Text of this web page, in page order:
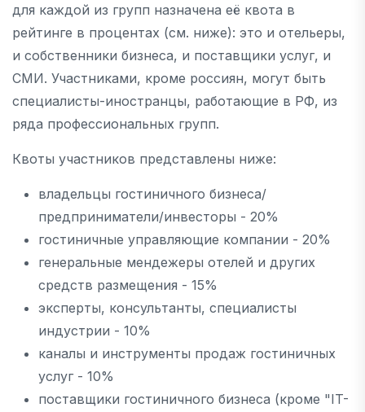
для каждой из групп назначена её квота в
рейтинге в процентах (см. ниже): это и отельеры,
и собственники бизнеса, и поставщики услуг, и
СМИ. Участниками, кроме россиян, могут быть
специалисты-иностранцы, работающие в РФ, из
ряда профессиональных групп.
Квоты участников представлены ниже:
владельцы гостиничного бизнеса/
предприниматели/инвесторы - 20%
гостиничные управляющие компании - 20%
генеральные мендежеры отелей и других
средств размещения - 15%
эксперты, консультанты, специалисты
индустрии - 10%
каналы и инструменты продаж гостиничных
услуг - 10%
поставщики гостиничного бизнеса (кроме "IT-